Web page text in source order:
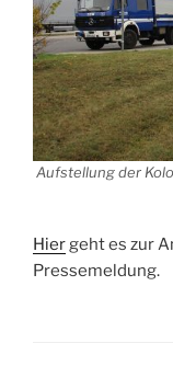
Aufstellung der
Hiergeht es zur
Pressemeldung.